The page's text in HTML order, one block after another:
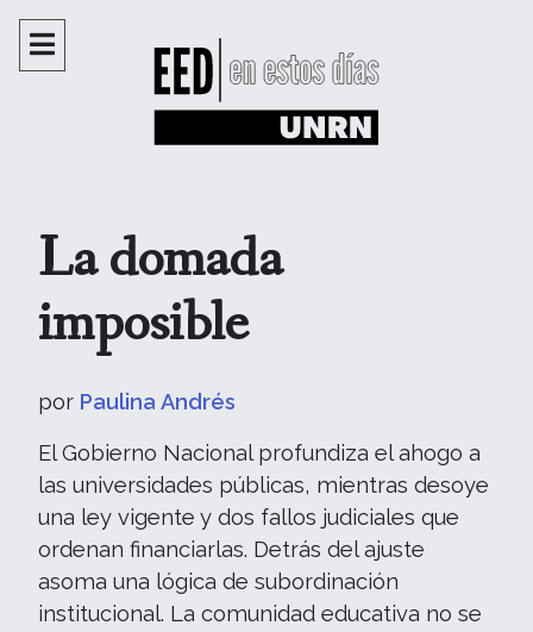
La domada
imposible
por Paulina Andrés
El Gobierno Nacional profundiza el ahogo a
las universidades públicas, mientras desoye
una ley vigente y dos fallos judiciales que
ordenan financiarlas. Detrás del ajuste
asoma una lógica de subordinación
institucional. La comunidad educativa no se